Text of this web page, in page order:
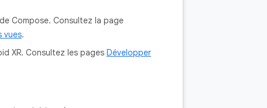
Compose. Consultez la page
vues.
XR. Consultez les pages Développer